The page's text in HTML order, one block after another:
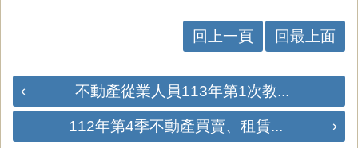
回上一頁 回最上面
不動產從業人員113年第1次教...
112年第4季不動產買賣、租賃...